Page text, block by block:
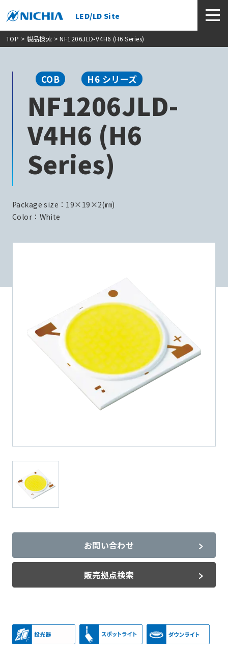
LED/LD Site
TOP > 製品検索 > NF1206JLD-V4H6 (H6 Series)
COB H6 シリーズ
NF1206JLD-
V4H6 (H6
Series)
Package size：19×19×2(㎜)
Color：White
お問い合わせ
販売拠点検索